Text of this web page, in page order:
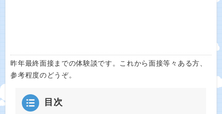
昨年最終面接までの体験談です。これから面接等々ある方、
参考程度のどうぞ。
目次